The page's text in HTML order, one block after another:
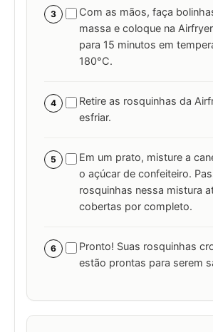
3
Com as mãos, faça
massa e coloque na
para 15 minutos em
180°C.
4
Retire as rosquinhas da
esfriar.
5
Em um prato, misture a
o açúcar de confeiteiro.
rosquinhas nessa mistura
cobertas por completo.
6
Pronto! Suas rosquinhas
estão prontas para serem